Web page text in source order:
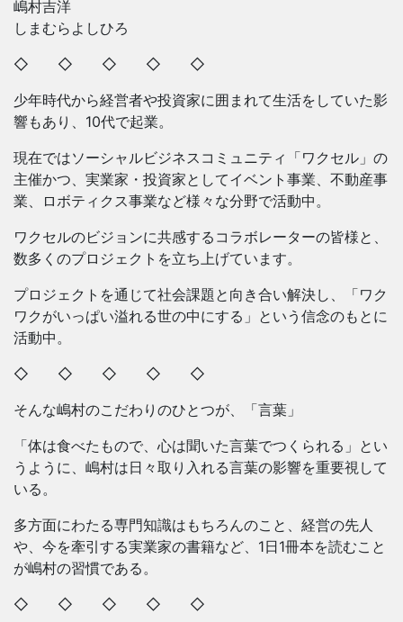
嶋村吉洋
しまむらよしひろ
◇ ◇ ◇ ◇ ◇
少年時代から経営者や投資家に囲まれて生活をしていた影
響もあり、10代で起業。
現在ではソーシャルビジネスコミュニティ「ワクセル」の
主催かつ、実業家・投資家としてイベント事業、不動産事
業、ロボティクス事業など様々な分野で活動中。
ワクセルのビジョンに共感するコラボレーターの皆様と、
数多くのプロジェクトを立ち上げています。
プロジェクトを通じて社会課題と向き合い解決し、「ワク
ワクがいっぱい溢れる世の中にする」という信念のもとに
活動中。
◇ ◇ ◇ ◇ ◇
そんな嶋村のこだわりのひとつが、「言葉」
「体は食べたもので、心は聞いた言葉でつくられる」とい
うように、嶋村は日々取り入れる言葉の影響を重要視して
いる。
多方面にわたる専門知識はもちろんのこと、経営の先人
や、今を牽引する実業家の書籍など、1日1冊本を読むこと
が嶋村の習慣である。
◇ ◇ ◇ ◇ ◇